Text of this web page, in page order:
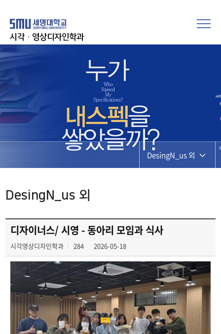
시각·영상디자인학과
DesingN_us 외
DesingN_us 외
디자이너스/ 시영 - 동아리 모임과 식사
시각영상디자인학과 284 2026-05-18